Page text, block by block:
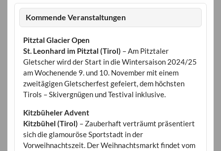
Kommende Veranstaltungen
Pitztal Glacier Open
St. Leonhard im Pitztal (Tirol) – Am Pitztaler
Gletscher wird der Start in die Wintersaison 2024/25
am Wochenende 9. und 10. November mit einem
zweitägigen Gletscherfest gefeiert, dem höchsten
Tirols – Skivergnügen und Testival inklusive.
Kitzbüheler Advent
Kitzbühel (Tirol) – Zauberhaft verträumt präsentiert
sich die glamouröse Sportstadt in der
Vorweihnachtszeit. Der Weihnachtsmarkt findet vom